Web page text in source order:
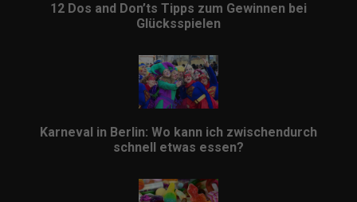
12 Dos and Don’ts Tipps zum Gewinnen bei
Glücksspielen
Karneval in Berlin: Wo kann ich zwischendurch
schnell etwas essen?